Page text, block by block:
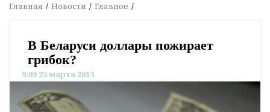
Главная Новости Главное
В Беларуси доллары пожирает
грибок?
9:09 25 марта 2013